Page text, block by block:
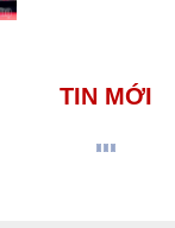
TIN MỚI